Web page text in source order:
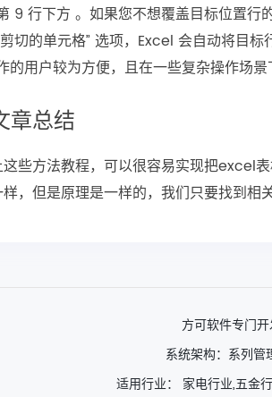
9 行下方 。如果您不想覆盖目标位置行
切的单元格” 选项，Excel 会自动将目
的用户较为方便，且在一些复杂操作场景
章总结
些方法教程，可以很容易实现把excel
，但是原理是一样的，我们只要找到相
方可软件专门
系统架构：系列
适用行业： 家电行业,五金